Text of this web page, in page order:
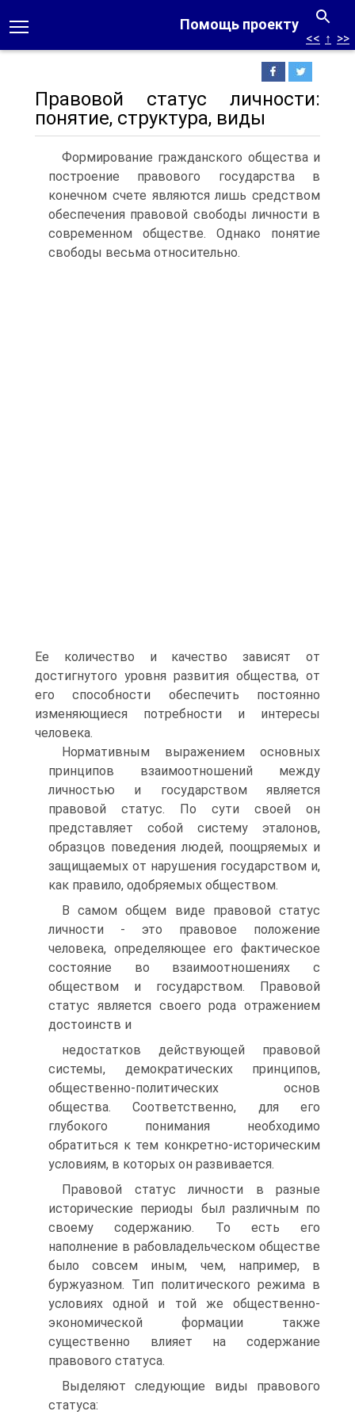
Помощь проекту
<< ↑ >>
Правовой статус личности:
понятие, структура, виды
Формирование гражданского общества и
построение право­вого государства в
конечном счете являются лишь средством
обеспечения правовой свободы личности в
современном обще­стве. Однако понятие
свободы весьма относительно.
Ее количе­ство и качество зависят от
достигнутого уровня развития обще­ства, от
его способности обеспечить постоянно
изменяющиеся потребности и интересы
человека.
Нормативным выражением основных
принципов взаимоот­ношений между
личностью и государством является
правовой статус. По сути своей он
представляет собой систему эталонов,
образцов поведения людей, поощряемых и
защищаемых от нару­шения государством и,
как правило, одобряемых обществом.
В самом общем виде правовой статус
личности - это пра­вовое положение
человека, определяющее его фактическое
со­стояние во взаимоотношениях с
обществом и государством. Правовой
статус является своего рода отражением
достоинств и
недостатков действующей правовой
системы, демократических принципов,
общественно-политических основ
общества. Соответ­ственно, для его
глубокого понимания необходимо
обратиться к тем конкретно-историческим
условиям, в которых он развивается.
Правовой статус личности в разные
исторические периоды был различным по
своему содержанию. То есть его
наполнение в рабовладельческом обществе
было совсем иным, чем, например, в
буржуазном. Тип политического режима в
условиях одной и той же общественно-
экономической формации также
существенно влияет на содержание
правового статуса.
Выделяют следующие виды правового
статуса: